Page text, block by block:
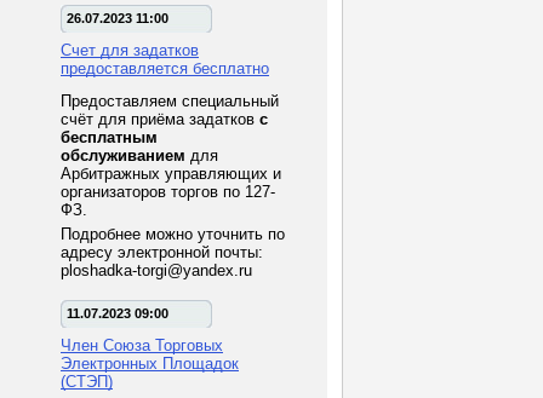
26.07.2023 11:00
Счет для задатков
предоставляется бесплатно
Предоставляем специальный
счёт для приёма задатков с
бесплатным
обслуживанием для
Арбитражных управляющих и
организаторов торгов по 127-
ФЗ.
Подробнее можно уточнить по
адресу электронной почты:
ploshadka-torgi@yandex.ru
11.07.2023 09:00
Член Союза Торговых
Электронных Площадок
(СТЭП)